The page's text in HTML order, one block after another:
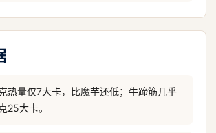
热量仅7大卡，比魔芋还低；牛蹄筋几乎
25大卡。